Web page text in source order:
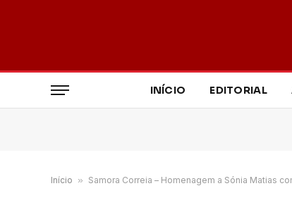
INÍCIO EDITORIAL
Início » Samora Correia – Homenagem a Sónia Matias